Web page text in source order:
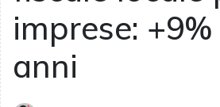
imprese:
anni